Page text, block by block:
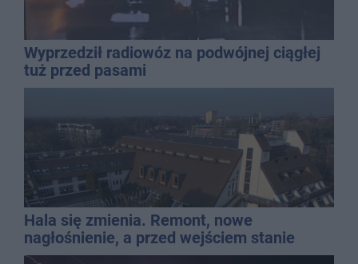
Wyprzedził radiowóz na podwójnej ciągłej
tuż przed pasami
Hala się zmienia. Remont, nowe
nagłośnienie, a przed wejściem stanie
QEMETICA ARENA